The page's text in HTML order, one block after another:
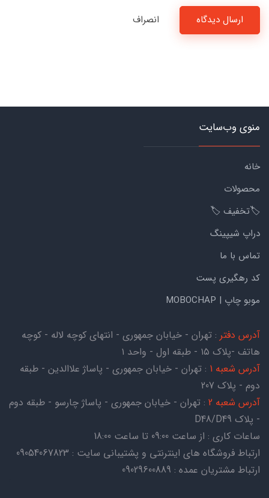
ارسال دیدگاه انصراف
منوی وب‌سایت
خانه
محصولات
🏷️تخفیف 🏷️
دراپ شیپینگ
تماس با ما
کد رهگیری پست
موبو چاپ | MOBOCHAP
آدرس دفتر : تهران - خیابان جمهوری - انتهای کوچه لاله - کوچه
هاتف -پلاک ۱۵ - طبقه اول - واحد ۱
آدرس شعبه 1
: تهران - خیابان جمهوری - پاساژ علاالدین - طبقه
دوم - پلاک 207
آدرس شعبه 2
: تهران - خیابان جمهوری - پاساژ چارسو - طبقه دوم
- پلاک D48/D49
ساعات کاری : از ساعت 09:00 تا ساعت 18:00
ارتباط فروشگاه های اینترنتی و پشتیبانی سایت : 09054067823
ارتباط مشتریان عمده : 09029600889